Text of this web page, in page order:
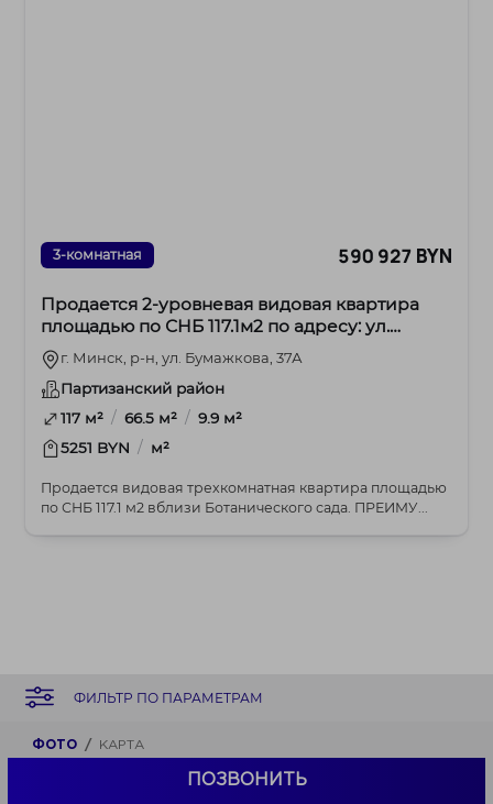
ФИЛЬТР ПО ПАРАМЕТРАМ
ФОТО КАРТА
ПОЗВОНИТЬ
3-комнатная 590 927 BYN
Продается 2-уровневая видовая квартира
площадью по СНБ 117.1м2 по адресу: ул.
Бумажкова, 37А
г. Минск, р-н, ул. Бумажкова, 37А
Партизанский район
117 м² / 66.5 м² / 9.9 м²
5251 BYN / м²
Продается видовая трехкомнатная квартира площадью
по СНБ 117.1 м2 вблизи Ботанического сада. ПРЕИМУ...
ОСТАВИТЬ ЗАЯВКУ
ОЦЕНКА КВАРТИРЫ